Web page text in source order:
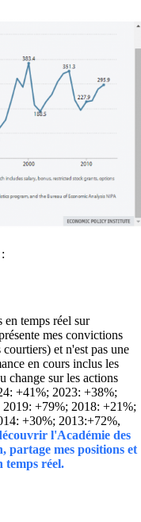
en temps réel sur
mes convictions
et n'est pas une
en cours inclus les
change sur les actions
+41%; 2023: +38%;
+79%; 2018: +21%;
+30%; 2013:+72%,
l'Académie des
partage mes positions et
temps réel.